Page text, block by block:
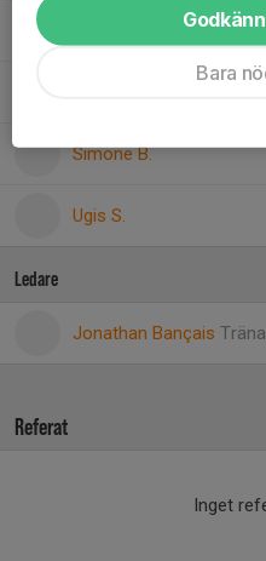
Simone B.
Ugis S.
Ledare
Jonathan Bançais
Referat
Inget
Bara